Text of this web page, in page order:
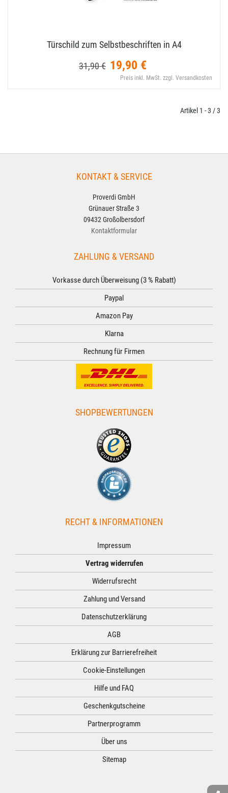
Türschild zum Selbstbeschriften in A4
31,90 € 19,90 €
Preis inkl. MwSt. zzgl. Versandkosten
Artikel 1 - 3 / 3
KONTAKT & SERVICE
Proverdi GmbH
Grünauer Straße 3
09432 Großolbersdorf
Kontaktformular
ZAHLUNG & VERSAND
Vorkasse durch Überweisung (3 % Rabatt)
Paypal
Amazon Pay
Klarna
Rechnung für Firmen
SHOPBEWERTUNGEN
RECHT & INFORMATIONEN
Impressum
Vertrag widerrufen
Widerrufsrecht
Zahlung und Versand
Datenschutzerklärung
AGB
Erklärung zur Barrierefreiheit
Cookie-Einstellungen
Hilfe und FAQ
Geschenkgutscheine
Partnerprogramm
Über uns
Sitemap